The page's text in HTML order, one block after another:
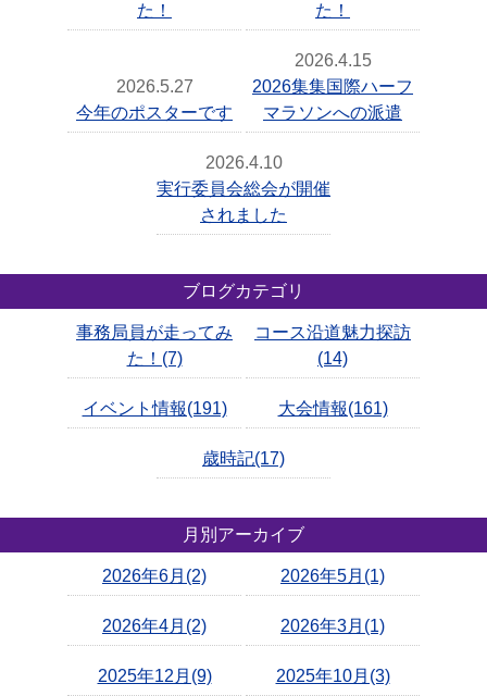
た！
た！
2026.5.27
今年のポスターです
2026.4.15
2026集集国際ハーフ
マラソンへの派遣
2026.4.10
実行委員会総会が開催
されました
ブログカテゴリ
事務局員が走ってみ
た！(7)
コース沿道魅力探訪
(14)
イベント情報(191) 大会情報(161)
歳時記(17)
月別アーカイブ
2026年6月(2) 2026年5月(1)
2026年4月(2) 2026年3月(1)
2025年12月(9) 2025年10月(3)